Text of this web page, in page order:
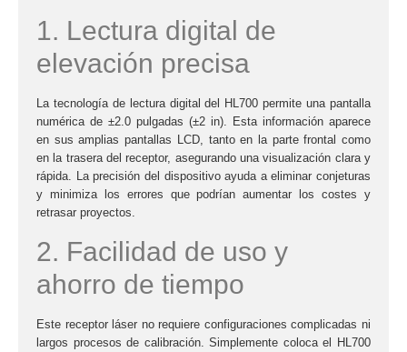
1. Lectura digital de
elevación precisa
La tecnología de lectura digital del HL700 permite una pantalla
numérica de ±2.0 pulgadas (±2 in). Esta información aparece
en sus amplias pantallas LCD, tanto en la parte frontal como
en la trasera del receptor, asegurando una visualización clara y
rápida. La precisión del dispositivo ayuda a eliminar conjeturas
y minimiza los errores que podrían aumentar los costes y
retrasar proyectos.
2. Facilidad de uso y
ahorro de tiempo
Este receptor láser no requiere configuraciones complicadas ni
largos procesos de calibración. Simplemente coloca el HL700